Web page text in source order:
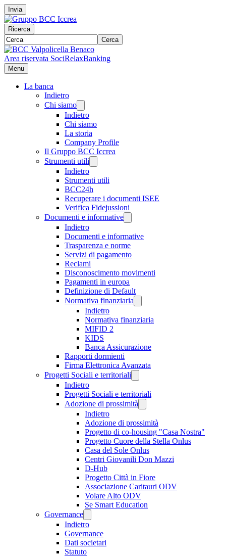
Invia
Ricerca
Cerca
Area riservata SociRelaxBanking
Menu
La banca
Indietro
Chi siamo
Indietro
Chi siamo
La storia
Company Profile
Il Gruppo BCC Iccrea
Strumenti utili
Indietro
Strumenti utili
BCC24h
Recuperare i documenti ISEE
Verifica Fidejussioni
Documenti e informative
Indietro
Documenti e informative
Trasparenza e norme
Servizi di pagamento
Reclami
Disconoscimento movimenti
Pagamenti in europa
Definizione di Default
Normativa finanziaria
Indietro
Normativa finanziaria
MIFID 2
KIDS
Banca Assicurazione
Rapporti dormienti
Firma Elettronica Avanzata
Progetti Sociali e territoriali
Indietro
Progetti Sociali e territoriali
Adozione di prossimità
Indietro
Adozione di prossimità
Progetto di co-housing "Casa Nostra"
Progetto Cuore della Stella Onlus
Casa del Sole Onlus
Centri Giovanili Don Mazzi
D-Hub
Progetto Città in Fiore
Associazione Caritauri ODV
Volare Alto ODV
Se Smart Education
Governance
Indietro
Governance
Dati societari
Statuto